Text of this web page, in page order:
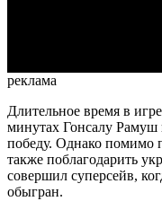
реклама
Длительное время в
минутах Гонсалу Рамуш
победу. Однако
также поблагодарить
совершил суперсейв,
обыгран.